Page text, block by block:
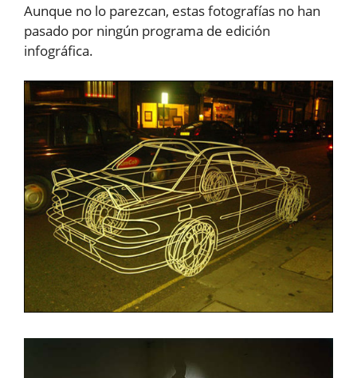
Aunque no lo parezcan, estas fotografías no han
pasado por ningún programa de edición
infográfica.